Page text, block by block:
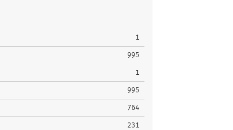
1
995
1
995
764
231